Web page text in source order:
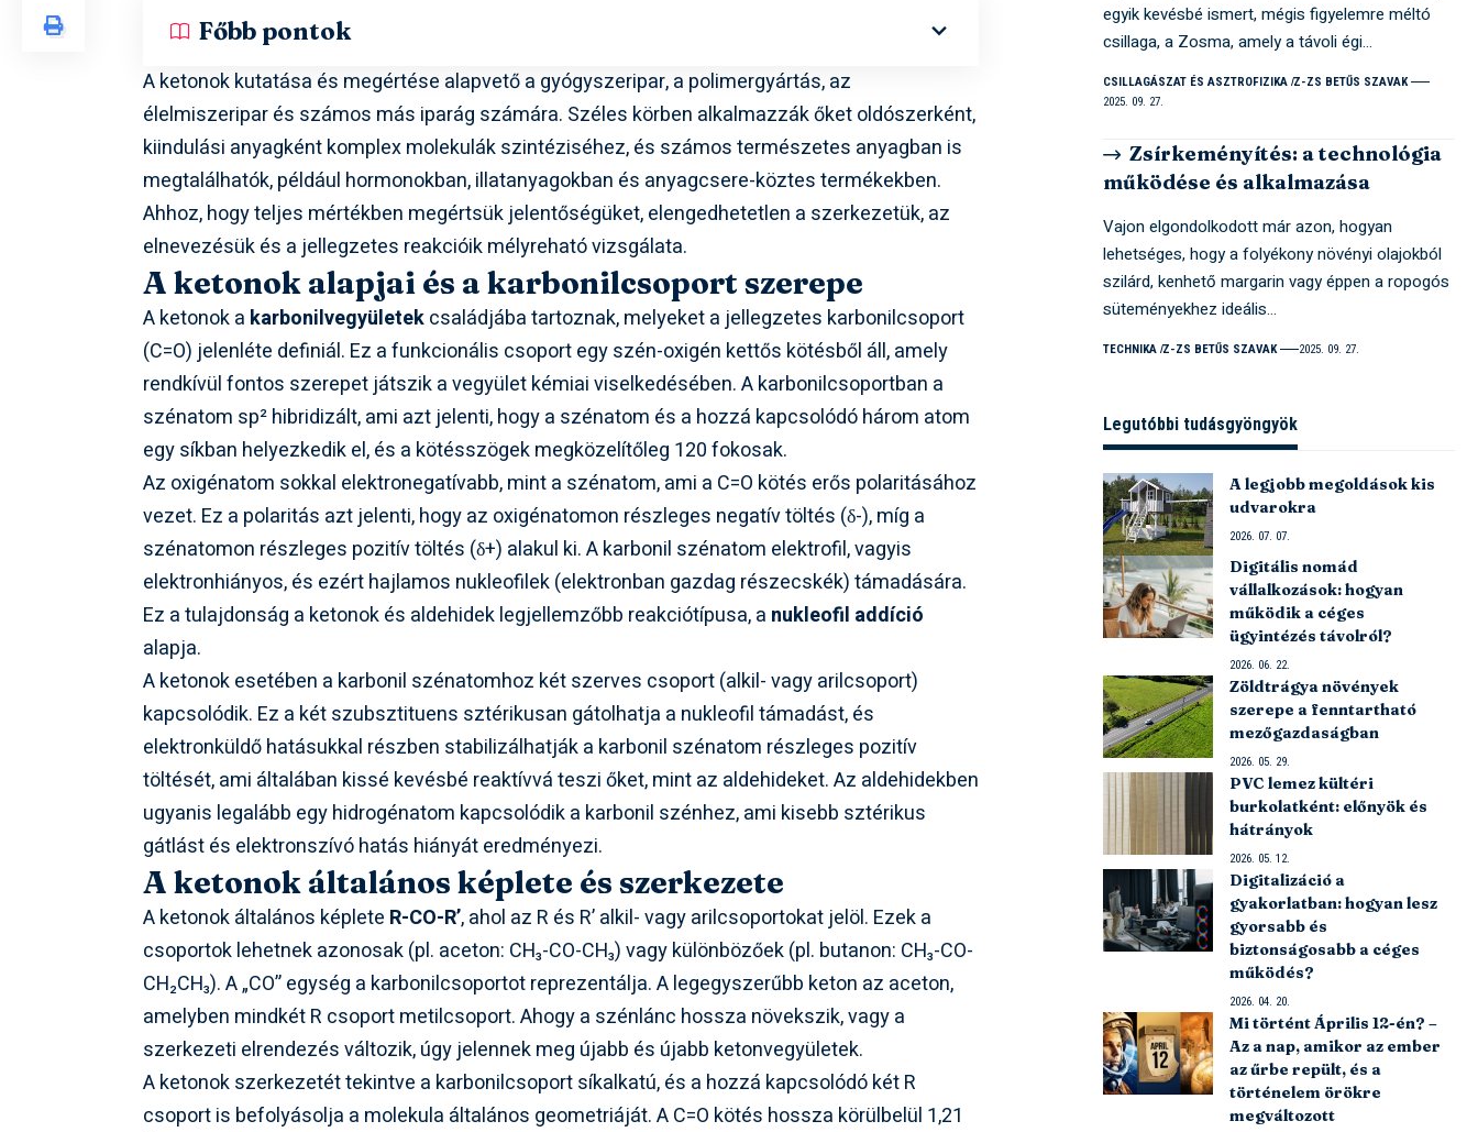
Főbb pontok
A ketonok kutatása és megértése alapvető a gyógyszeripar, a polimergyártás, az
élelmiszeripar és számos más iparág számára. Széles körben alkalmazzák őket oldószerként,
kiindulási anyagként komplex molekulák szintéziséhez, és számos természetes anyagban is
megtalálhatók, például hormonokban, illatanyagokban és anyagcsere-köztes termékekben.
Ahhoz, hogy teljes mértékben megértsük jelentőségüket, elengedhetetlen a szerkezetük, az
elnevezésük és a jellegzetes reakcióik mélyreható vizsgálata.
A ketonok alapjai és a karbonilcsoport szerepe
A ketonok a karbonilvegyületekcsaládjába tartoznak, melyeket a jellegzetes karbonilcsoport
(C=O) jelenléte definiál. Ez a funkcionális csoport egy szén-oxigén kettős kötésből áll, amely
rendkívül fontos szerepet játszik a vegyület kémiai viselkedésében. A karbonilcsoportban a
szénatom sp² hibridizált, ami azt jelenti, hogy a szénatom és a hozzá kapcsolódó három atom
egy síkban helyezkedik el, és a kötésszögek megközelítőleg 120 fokosak.
Az oxigénatom sokkal elektronegatívabb, mint a szénatom, ami a C=O kötés erős polaritásához
vezet. Ez a polaritás azt jelenti, hogy az oxigénatomon részleges negatív töltés (δ-), míg a
szénatomon részleges pozitív töltés (δ+) alakul ki. A karbonil szénatom elektrofil, vagyis
elektronhiányos, és ezért hajlamos nukleofilek (elektronban gazdag részecskék) támadására.
Ez a tulajdonság a ketonok és aldehidek legjellemzőbb reakciótípusa, a nukleofil addíció
alapja.
A ketonok esetében a karbonil szénatomhoz két szerves csoport (alkil- vagy arilcsoport)
kapcsolódik. Ez a két szubsztituens sztérikusan gátolhatja a nukleofil támadást, és
elektronküldő hatásukkal részben stabilizálhatják a karbonil szénatom részleges pozitív
töltését, ami általában kissé kevésbé reaktívvá teszi őket, mint az aldehideket. Az aldehidekben
ugyanis legalább egy hidrogénatom kapcsolódik a karbonil szénhez, ami kisebb sztérikus
gátlást és elektronszívó hatás hiányát eredményezi.
A ketonok általános képlete és szerkezete
A ketonok általános képlete R-CO-R’, ahol az R és R’ alkil- vagy arilcsoportokat jelöl. Ezek a
csoportok lehetnek azonosak (pl. aceton: CH₃-CO-CH₃) vagy különbözőek (pl. butanon: CH₃-CO-
CH₂CH₃). A „CO” egység a karbonilcsoportot reprezentálja. A legegyszerűbb keton az aceton,
amelyben mindkét R csoport metilcsoport. Ahogy a szénlánc hossza növekszik, vagy a
szerkezeti elrendezés változik, úgy jelennek meg újabb és újabb ketonvegyületek.
A ketonok szerkezetét tekintve a karbonilcsoport síkalkatú, és a hozzá kapcsolódó két R
csoport is befolyásolja a molekula általános geometriáját. A C=O kötés hossza körülbelül 1,21
egyik kevésbé ismert, mégis figyelemre méltó
csillaga, a Zosma, amely a távoli égi…
CSILLAGÁSZAT ÉS ASZTROFIZIKA Z-ZS BETŰS SZAVAK
2025. 09. 27.
Zsírkeményítés: a technológia
működése és alkalmazása
Vajon elgondolkodott már azon, hogyan
lehetséges, hogy a folyékony növényi olajokból
szilárd, kenhető margarin vagy éppen a ropogós
süteményekhez ideális…
TECHNIKA Z-ZS BETŰS SZAVAK 2025. 09. 27.
Legutóbbi tudásgyöngyök
A legjobb megoldások kis
udvarokra
2026. 07. 07.
Digitális nomád
vállalkozások: hogyan
működik a céges
ügyintézés távolról?
2026. 06. 22.
Zöldtrágya növények
szerepe a fenntartható
mezőgazdaságban
2026. 05. 29.
PVC lemez kültéri
burkolatként: előnyök és
hátrányok
2026. 05. 12.
Digitalizáció a
gyakorlatban: hogyan lesz
gyorsabb és
biztonságosabb a céges
működés?
2026. 04. 20.
Mi történt Április 12-én? –
Az a nap, amikor az ember
az űrbe repült, és a
történelem örökre
megváltozott